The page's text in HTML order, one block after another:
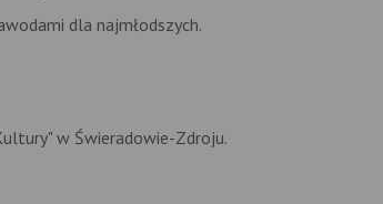
dla najmłodszych.
w Świeradowie-Zdroju.